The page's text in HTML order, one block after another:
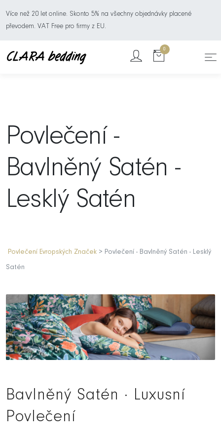
Více než 20 let online. Skonto 5% na všechny objednávky placené
převodem. VAT Free pro firmy z EU.
0
Povlečení -
Bavlněný Satén -
Lesklý Satén
Povlečení Evropských Značek > Povlečení - Bavlněný Satén - Lesklý
Satén
Bavlněný Satén · Luxusní
Povlečení